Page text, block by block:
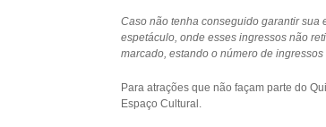
Caso não tenha conseguido garantir sua
espetáculo, onde esses ingressos não
marcado, estando o número de
Para atrações que não façam parte do
Espaço Cultural.